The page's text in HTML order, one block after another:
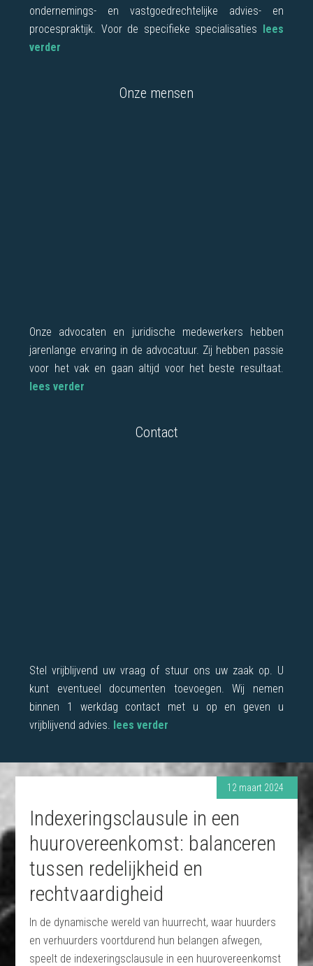
ondernemings- en vastgoedrechtelijke advies- en
procespraktijk. Voor de specifieke specialisaties lees
verder
Onze mensen
Onze advocaten en juridische medewerkers hebben
jarenlange ervaring in de advocatuur. Zij hebben passie
voor het vak en gaan altijd voor het beste resultaat.
lees verder
Contact
Stel vrijblijvend uw vraag of stuur ons uw zaak op. U
kunt eventueel documenten toevoegen. Wij nemen
binnen 1 werkdag contact met u op en geven u
vrijblijvend advies. lees verder
12 maart 2024
Indexeringsclausule in een
huurovereenkomst: balanceren
tussen redelijkheid en
rechtvaardigheid
In de dynamische wereld van huurrecht, waar huurders
en verhuurders voortdurend hun belangen afwegen,
speelt de indexeringsclausule in een huurovereenkomst